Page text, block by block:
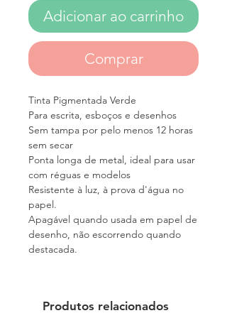
Adicionar ao carrinho
Comprar
Tinta Pigmentada Verde
Para escrita, esboços e desenhos
Sem tampa por pelo menos 12 horas
sem secar
Ponta longa de metal, ideal para usar
com réguas e modelos
Resistente à luz, à prova d'água no
papel.
Apagável quando usada em papel de
desenho, não escorrendo quando
destacada.
Produtos relacionados